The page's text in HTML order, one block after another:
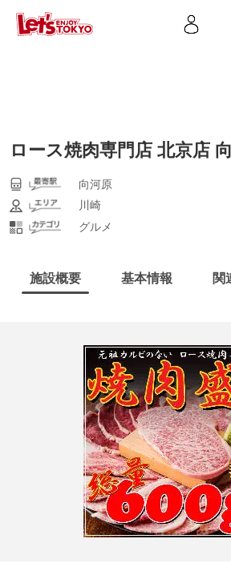
ロース焼肉専門店 北京店
向河原
川崎
グルメ
施設概要 基本情報 関